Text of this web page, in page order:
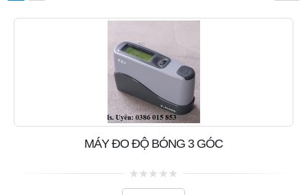
MÁY ĐO ĐỘ BÓNG 3 GÓC
0